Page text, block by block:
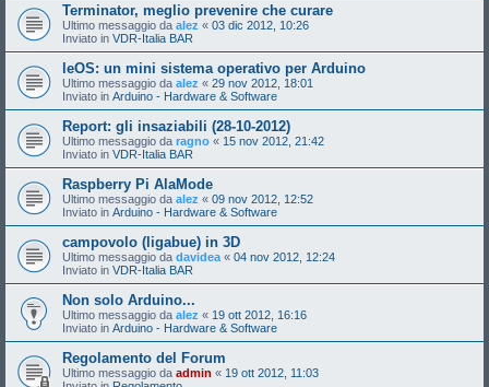
Terminator, meglio prevenire che curare
Ultimo messaggio da alez « 03 dic 2012, 10:26
Inviato in VDR-Italia BAR
leOS: un mini sistema operativo per Arduino
Ultimo messaggio da alez « 29 nov 2012, 18:01
Inviato in Arduino - Hardware & Software
Report: gli insaziabili (28-10-2012)
Ultimo messaggio da ragno « 15 nov 2012, 21:42
Inviato in VDR-Italia BAR
Raspberry Pi AlaMode
Ultimo messaggio da alez « 09 nov 2012, 12:52
Inviato in Arduino - Hardware & Software
campovolo (ligabue) in 3D
Ultimo messaggio da davidea « 04 nov 2012, 12:24
Inviato in VDR-Italia BAR
Non solo Arduino...
Ultimo messaggio da alez « 19 ott 2012, 16:16
Inviato in Arduino - Hardware & Software
Regolamento del Forum
Ultimo messaggio da admin « 19 ott 2012, 11:03